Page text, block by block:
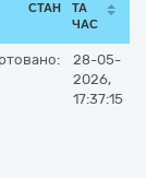
СТАН
ТА
ЧАС
28-05-
2026,
17:37:15